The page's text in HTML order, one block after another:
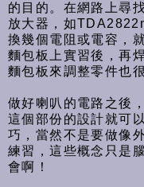
的目的。在網路上尋
放大器，如
換幾個電阻或電容，
麵包板上實習後，再
麵包板來調整零件也
做好喇叭的電路之後
這個部份的設計就可
巧，當然不是要做像
練習，這些概念只是
會啊！